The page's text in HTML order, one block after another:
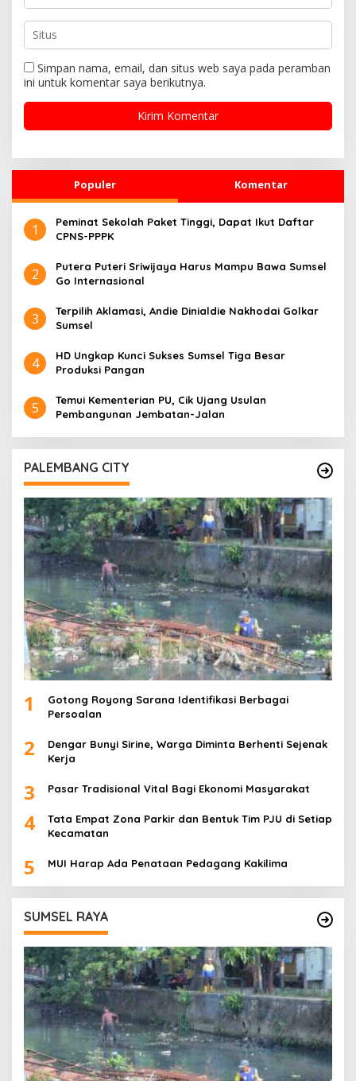
Simpan nama, email, dan situs web saya pada peramban
ini untuk komentar saya berikutnya.
Populer Komentar
1
Peminat Sekolah Paket Tinggi, Dapat Ikut Daftar
CPNS-PPPK
2
Putera Puteri Sriwijaya Harus Mampu Bawa Sumsel
Go Internasional
3
Terpilih Aklamasi, Andie Dinialdie Nakhodai Golkar
Sumsel
4
HD Ungkap Kunci Sukses Sumsel Tiga Besar
Produksi Pangan
5
Temui Kementerian PU, Cik Ujang Usulan
Pembangunan Jembatan-Jalan
PALEMBANG CITY
1
Gotong Royong Sarana Identifikasi Berbagai
Persoalan
2
Dengar Bunyi Sirine, Warga Diminta Berhenti Sejenak
Kerja
3 Pasar Tradisional Vital Bagi Ekonomi Masyarakat
4
Tata Empat Zona Parkir dan Bentuk Tim PJU di Setiap
Kecamatan
5 MUI Harap Ada Penataan Pedagang Kakilima
SUMSEL RAYA